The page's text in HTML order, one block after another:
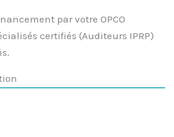
par votre OPCO
certifiés (Auditeurs IPRP)